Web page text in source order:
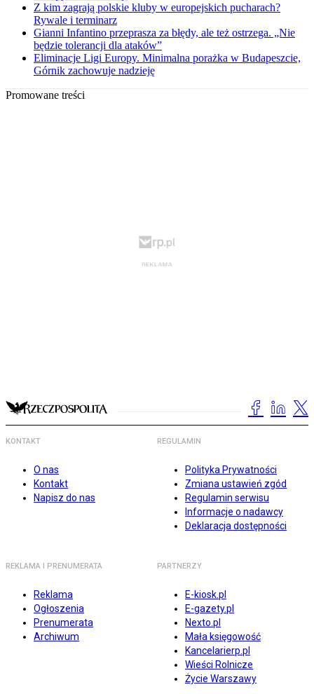
Z kim zagrają polskie kluby w europejskich pucharach?
Rywale i terminarz
Gianni Infantino przeprasza za błędy, ale też ostrzega. „Nie
będzie tolerancji dla ataków”
Eliminacje Ligi Europy. Minimalna porażka w Budapeszcie,
Górnik zachowuje nadzieję
Promowane treści
KONTAKT
O nas
Kontakt
Napisz do nas
REGULAMIN
Polityka Prywatności
Zmiana ustawień zgód
Regulamin serwisu
Informacje o nadawcy
Deklaracja dostępności
REKLAMA I PRENUMERATA
Reklama
Ogłoszenia
Prenumerata
Archiwum
PARTNERZY
E-kiosk.pl
E-gazety.pl
Nexto.pl
Mała księgowość
Kancelarierp.pl
Wieści Rolnicze
Życie Warszawy